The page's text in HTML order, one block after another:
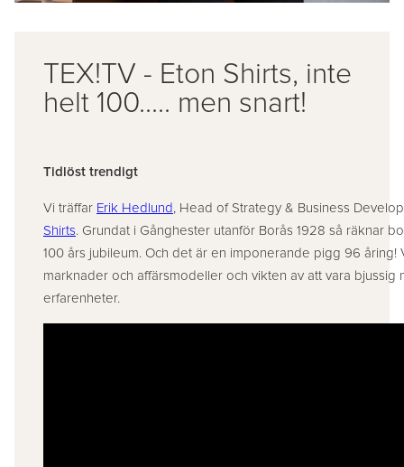
TEX!TV - Eton Shirts, inte
helt 100..... men snart!
Tidlöst trendigt
Vi träffar Erik Hedlund, Head of Strategy & Business
Shirts. Grundat i Gånghester utanför Borås 1928 så räknar
100 års jubileum. Och det är en imponerande pigg 96 åring!
marknader och affärsmodeller och vikten av att vara bjussig
erfarenheter.